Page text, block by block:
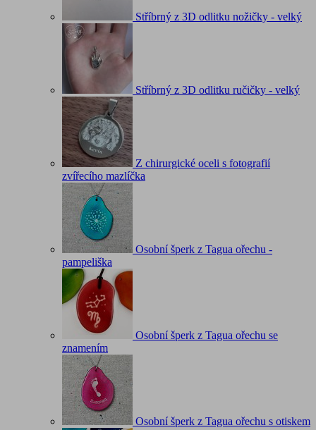
Stříbrný z 3D odlitku nožičky - velký
Stříbrný z 3D odlitku ručičky - velký
Z chirurgické oceli s fotografií
zvířecího mazlíčka
Osobní šperk z Tagua ořechu -
pampeliška
Osobní šperk z Tagua ořechu se
znamením
Osobní šperk z Tagua ořechu s otiskem